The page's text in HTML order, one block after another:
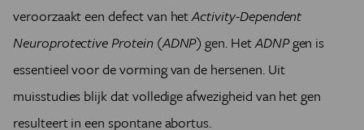
veroorzaakt een defect van hetActivity-Dependent
Neuroprotective Protein (ADNP) gen. HetADNPgen is
essentieel voor de vorming van de hersenen. Uit
muisstudies blijk dat volledige afwezigheid van het gen
resulteert in een spontane abortus.